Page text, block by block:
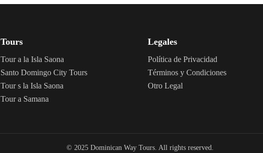
Tours
Tour a la Isla Saona
Santo Domingo City Tours
Tour s la Isla Saona
Tour a Samana
Legales
Política de Privacidad
Términos y Condiciones
Otro Legal
© 2025 Dominican Way Tours. All rights reserved.